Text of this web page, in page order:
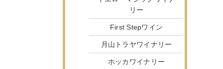
リー
First Stepワイン
月山トラヤワイナリー
ホッカワイナリー